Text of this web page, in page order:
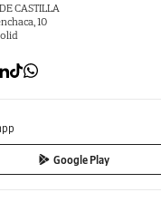
CASTILLA
10
Google Play